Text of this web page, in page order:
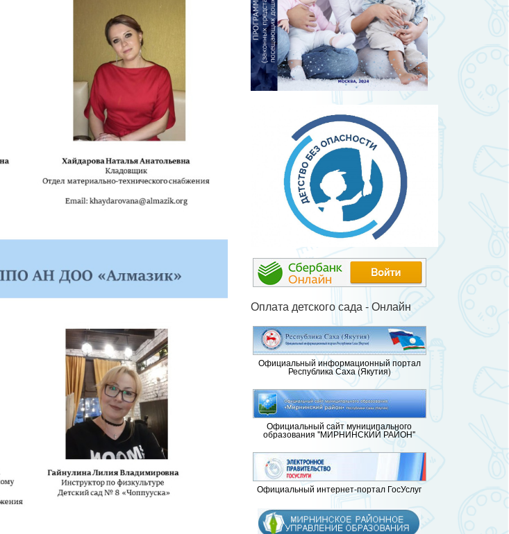
Оплата детского сада - Онлайн
Официальный информационный портал
Республика Саха (Якутия)
Официальный сайт муниципального
образования "МИРНИНСКИЙ РАЙОН"
Официальный интернет-портал ГосУслуг